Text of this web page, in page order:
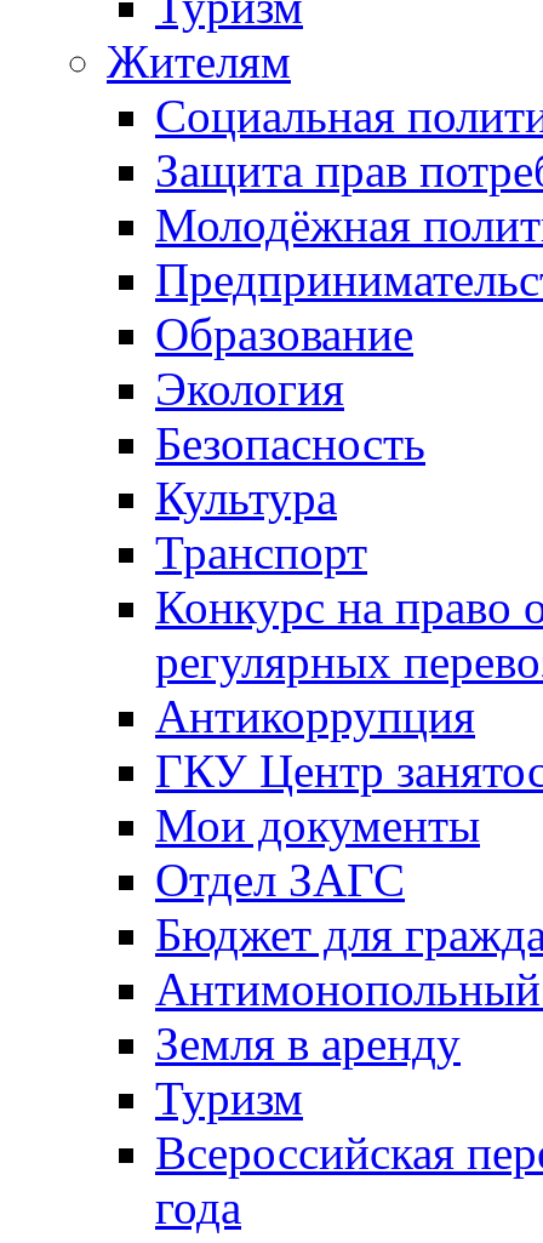
Жителям
Социальная
Защита прав
Молодёжная
Образование
Экология
Безопасность
Культура
Транспорт
Конкурс на право
регулярных
Антикоррупция
ГКУ Центр
Мои документы
Отдел ЗАГС
Бюджет для
Антимонопольный
Земля в аренду
Туризм
Всероссийская
года